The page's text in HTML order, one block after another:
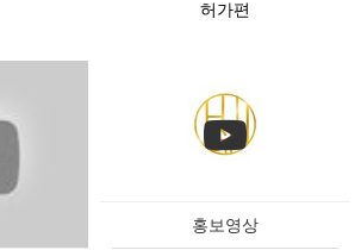
허가편
홍보영상